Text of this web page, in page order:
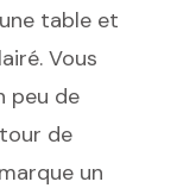
table et
Vous
peu de
de
un